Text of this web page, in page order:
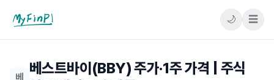
마이핀플
🌙 ☰
베
베스트바이(BBY) 주가·1주 가격 | 주식